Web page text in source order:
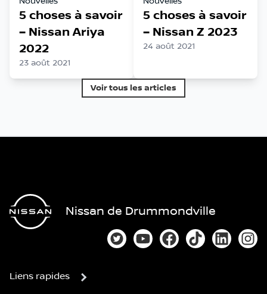
5 choses à savoir
– Nissan Ariya
2022
23 août 2021
5 choses à savoir
– Nissan Z 2023
24 août 2021
Voir tous les articles
Nissan de Drummondville
Lien vers notre compte Twitter
Lien vers notre chaîne
Lien vers notre page
Lien vers notre
Lien vers
Liens rapides